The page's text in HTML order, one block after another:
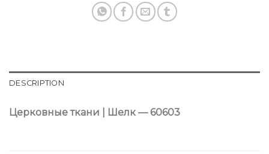
DESCRIPTION
Церковные ткани | Шелк — 60603